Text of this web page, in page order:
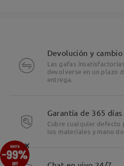
Devolución y
Las gafas
devolverse en un plazo
entrega.
Garantía de 365 días
Cubre cualquier
los materiales y mano
×